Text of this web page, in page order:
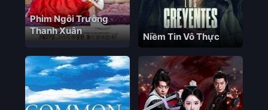
Phim Ngôi Trường
Thanh Xuân
Niềm Tin Vô Thực